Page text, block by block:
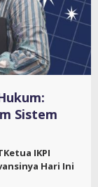
Sistem
IKPI
Hari Ini